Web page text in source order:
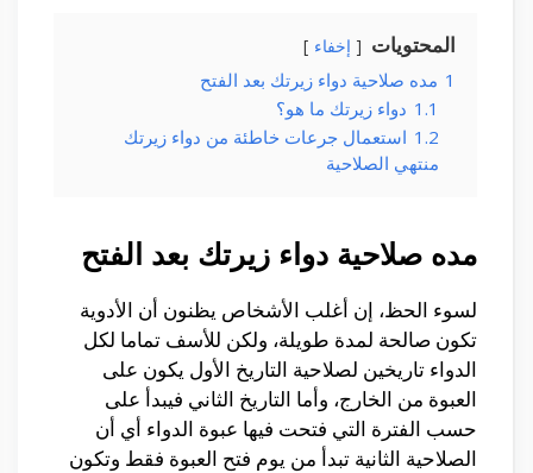
المحتويات إخفاء
1 مده صلاحية دواء زيرتك بعد الفتح
1.1 دواء زيرتك ما هو؟
1.2 استعمال جرعات خاطئة من دواء زيرتك
منتهي الصلاحية
مده صلاحية دواء زيرتك بعد الفتح
لسوء الحظ، إن أغلب الأشخاص يظنون أن الأدوية
تكون صالحة لمدة طويلة، ولكن للأسف تماما لكل
الدواء تاريخين لصلاحية التاريخ الأول يكون على
العبوة من الخارج، وأما التاريخ الثاني فيبدأ على
حسب الفترة التي فتحت فيها عبوة الدواء أي أن
الصلاحية الثانية تبدأ من يوم فتح العبوة فقط وتكون